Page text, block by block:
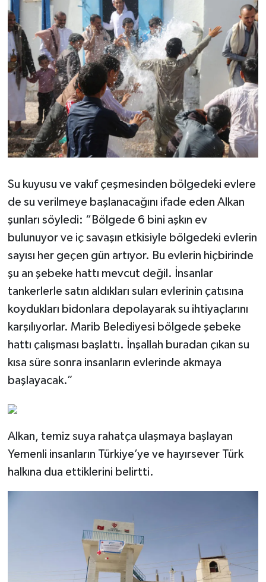
Su kuyusu ve vakıf çeşmesinden bölgedeki evlere
de su verilmeye başlanacağını ifade eden Alkan
şunları söyledi: “Bölgede 6 bini aşkın ev
bulunuyor ve iç savaşın etkisiyle bölgedeki evlerin
sayısı her geçen gün artıyor. Bu evlerin hiçbirinde
şu an şebeke hattı mevcut değil. İnsanlar
tankerlerle satın aldıkları suları evlerinin çatısına
koydukları bidonlara depolayarak su ihtiyaçlarını
karşılıyorlar. Marib Belediyesi bölgede şebeke
hattı çalışması başlattı. İnşallah buradan çıkan su
kısa süre sonra insanların evlerinde akmaya
başlayacak.”
Alkan, temiz suya rahatça ulaşmaya başlayan
Yemenli insanların Türkiye’ye ve hayırsever Türk
halkına dua ettiklerini belirtti.
Kahramanmaraş Müftülüğü
Karabük Müftülüğü
Karaman Müftülüğü
Kars Müftülüğü
Kastamonu Müftülüğü
Kayseri Müftülüğü
Kilis Müftülüğü
Kırıkkale Müftülüğü
Kırşehir Müftülüğü
Kocaeli Müftülüğü
Konya Müftülüğü
Kütahya Müftülüğü
Manisa Müftülüğü
Mardin Müftülüğü
Mersin Müftülüğü
Muğla Müftülüğü
Muş Müftülüğü